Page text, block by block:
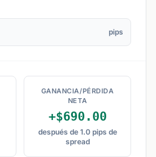
pips
GANANCIA/PÉRDIDA
NETA
+$690.00
después de 1.0 pips de
spread